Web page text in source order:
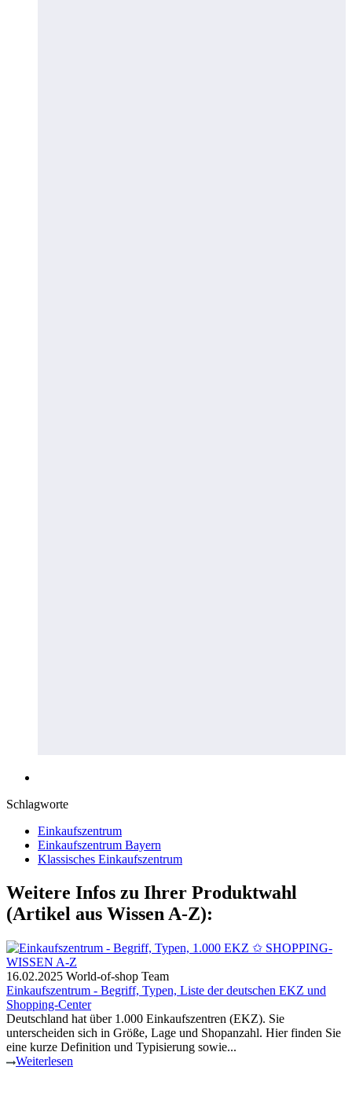
Schlagworte
Einkaufszentrum
Einkaufszentrum Bayern
Klassisches Einkaufszentrum
Weitere Infos zu Ihrer Produktwahl
(Artikel aus Wissen A-Z):
16.02.2025 World-of-shop Team
Einkaufszentrum - Begriff, Typen, Liste der deutschen EKZ und
Shopping-Center
Deutschland hat über 1.000 Einkaufszentren (EKZ). Sie
unterscheiden sich in Größe, Lage und Shopanzahl. Hier finden Sie
eine kurze Definition und Typisierung sowie...
Weiterlesen